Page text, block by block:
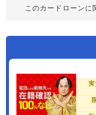
このカードローンに
実